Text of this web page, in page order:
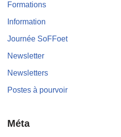
Formations
Information
Journée SoFFoet
Newsletter
Newsletters
Postes à pourvoir
Méta